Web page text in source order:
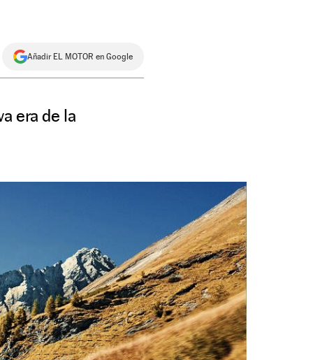
Añadir EL MOTOR en Google
era de la